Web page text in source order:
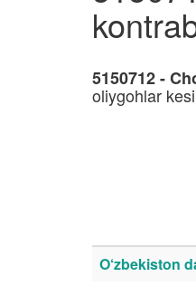
5150712 -
oliygohlar
O‘zbekiston